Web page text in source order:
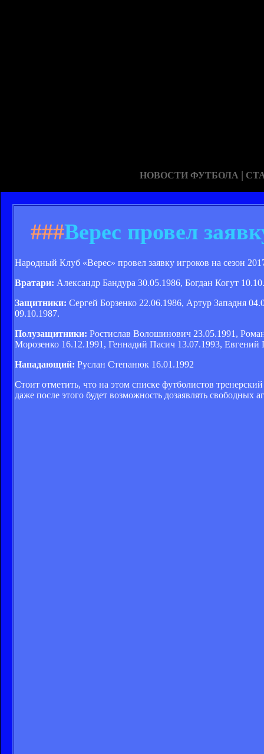
НОВОСТИ ФУТБОЛА |
###Верес провел
Народный Клуб «Верес» провел заявку игроков на сезон
Вратари: Александр Бандура 30.05.1986, Богдан Когут
Защитники: Сергей Борзенко 22.06.1986, Артур Западня
09.10.1987.
Полузащитники: Ростислав Волошинович 23.05.1991,
Морозенко 16.12.1991, Геннадий Пасич 13.07.1993, Евгений
Нападающий: Руслан Степанюк 16.01.1992
Стоит отметить, что на этом списке футболистов
даже после этого будет возможность дозаявлять свободных